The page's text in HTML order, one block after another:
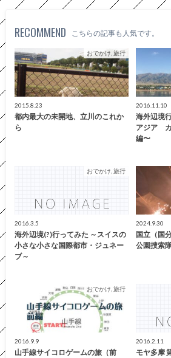
RECOMMEND こちらの記事も人気です。
おでかけ, 旅行
2015.8.23
都内最大の未開地、立川のこれか
ら
2016.11.10
海外辺境
アジア カ
編〜
おでかけ, 旅行
2016.3.5
海外辺境(?)行ってみた ～スイスの
小さな小さな国際都市・ジュネー
ブ～
2024.9.30
国立（国
公園捜索
おでかけ, 旅行
2016.9.9
山手線サイコロゲームの旅（前
2016.2.11
モヤ多摩